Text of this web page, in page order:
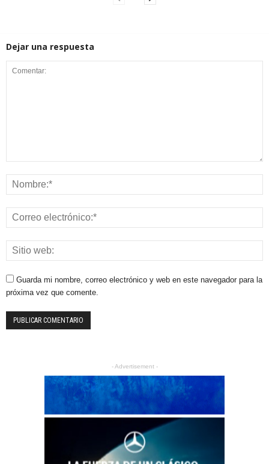
Dejar una respuesta
Guarda mi nombre, correo electrónico y web en este navegador para la
próxima vez que comente.
- Advertisement -